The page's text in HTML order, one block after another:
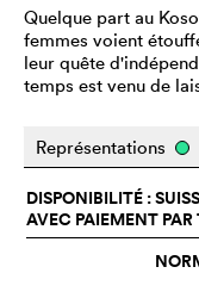
Quelque part au
femmes voient
leur quête
temps est venu de
Représentations
DISPONIBILITÉ :
AVEC PAIEMENT